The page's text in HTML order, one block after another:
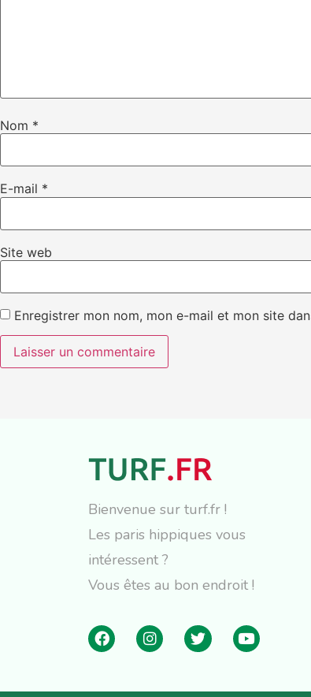
Nom *
E-mail *
Site web
Enregistrer mon nom, mon e-mail et mon site
Bienvenue sur turf.fr !
Les paris hippiques vous
intéressent ?
Vous êtes au bon endroit !